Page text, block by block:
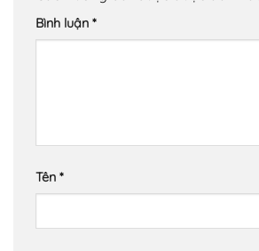
Bình luận *
Tên *